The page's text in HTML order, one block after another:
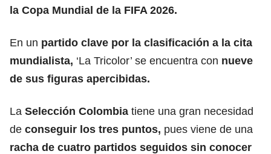
la Copa Mundial de la FIFA 2026.
En un partido clave por la clasificación a la cita
mundialista, ‘La Tricolor’ se encuentra con nueve
de sus figuras apercibidas.
La Selección Colombia tiene una gran necesidad
de conseguir los tres puntos, pues viene de una
racha de cuatro partidos seguidos sin conocer